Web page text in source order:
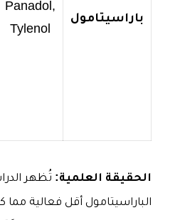
باراسيتامول
Panadol,
Tylenol
الحقيقة العلمية: تُظهر
الباراسيتامول أقل فعالية مما